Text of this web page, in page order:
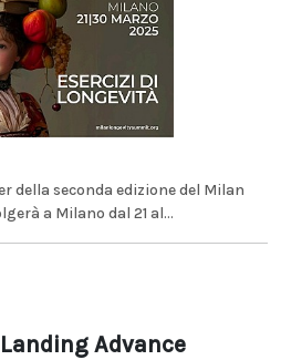
della seconda edizione del Milan
a Milano dal 21 al...
Advance